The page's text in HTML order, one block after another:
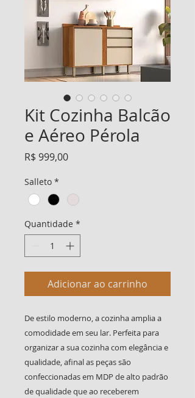
Kit Cozinha Balcão
e Aéreo Pérola
R$ 999,00Preço
Salleto *
Quantidade *
Adicionar ao carrinho
De estilo moderno, a cozinha amplia a
comodidade em seu lar. Perfeita para
organizar a sua cozinha com elegância e
qualidade, afinal as peças são
confeccionadas em MDP de alto padrão
de qualidade que ao receberem